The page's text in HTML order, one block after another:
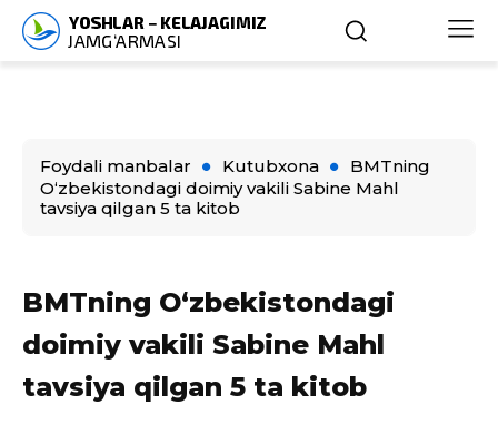
Foydali manbalar Kutubxona
BMTning
O‘zbekistondagi doimiy vakili Sabine Mahl
tavsiya qilgan 5 ta kitob
BMTning O‘zbekistondagi
doimiy vakili Sabine Mahl
tavsiya qilgan 5 ta kitob